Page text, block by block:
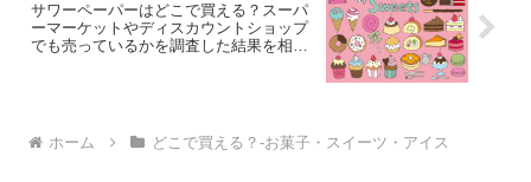
サワーペーパーはどこで買える？スーパ
ーマーケットやディスカウントショップ
でも売っているかを調査した結果を相場
ホーム どこで買える？-お菓子・スイーツ・アイス